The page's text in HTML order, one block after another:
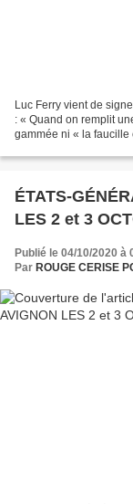
Luc Ferry vient de
: « Quand on remplit
gammée ni « la faucille
ÉTATS-
LES 2 et 3
Publié le 04/10/2020 à
Par ROUGE CERISE